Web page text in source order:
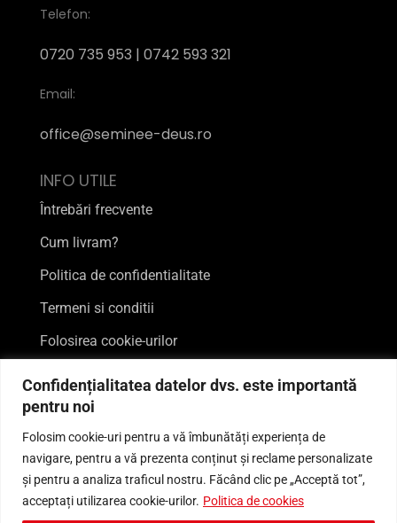
Confidențialitatea datelor dvs. este importantă
pentru noi
Folosim cookie-uri pentru a vă îmbunătăți experiența de
navigare, pentru a vă prezenta conținut și reclame personalizate
și pentru a analiza traficul nostru. Făcând clic pe „Acceptă tot”,
acceptați utilizarea cookie-urilor. Politica de cookies
Telefon:
0720 735 953 | 0742 593 321
Email:
office@seminee-deus.ro
INFO UTILE
Întrebări frecvente
Cum livram?
Politica de confidentialitate
Termeni si conditii
Folosirea cookie-urilor